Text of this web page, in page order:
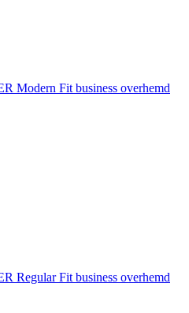
Modern Fit business overhemd
Regular Fit business overhemd